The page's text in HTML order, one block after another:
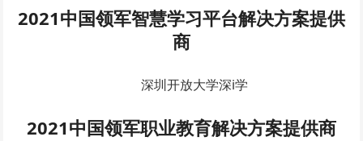
2021中国领军智慧学习平台解决方案提供
商
深圳开放大学深i学
2021中国领军职业教育解决方案提供商